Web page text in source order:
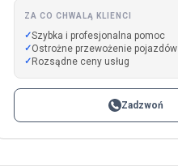
ZA CO CHWALĄ KLIENCI
Szybka i profesjonalna pomoc
Ostrożne przewożenie pojazdów
Rozsądne ceny usług
Zadzwoń